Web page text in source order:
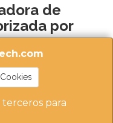
terceros para
de
por